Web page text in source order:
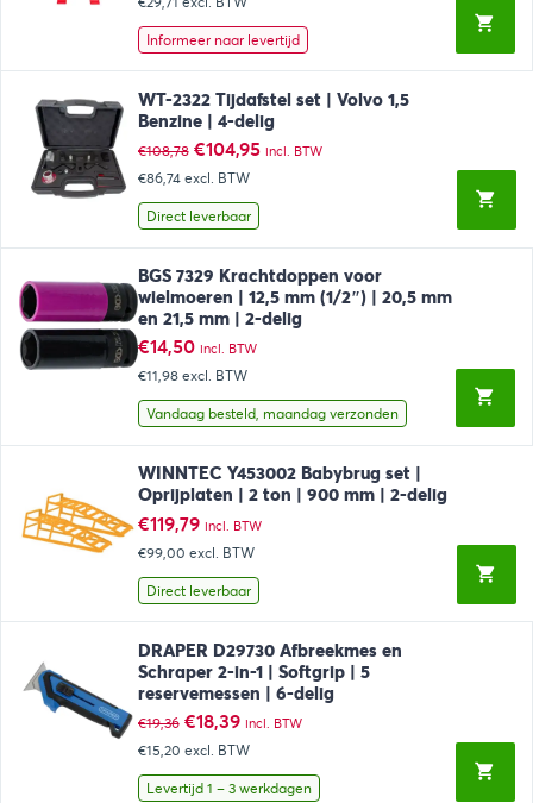
Informeer naar levertijd
WT-2322 Tijdafstel set | Volvo 1,5
Benzine | 4-delig
€108,78 Oorspronkelijke
prijs
was:
€108,78.
€104,95Huidige
€104,95.
incl. BTW
€86,74 excl. BTW
Direct leverbaar
BGS 7329 Krachtdoppen voor
wielmoeren | 12,5 mm (1/2″) | 20,5 mm
en 21,5 mm | 2-delig
€14,50 incl. BTW
€11,98 excl. BTW
Vandaag besteld, maandag verzonden
WINNTEC Y453002 Babybrug set |
Oprijplaten | 2 ton | 900 mm | 2-delig
€119,79 incl. BTW
€99,00 excl. BTW
Direct leverbaar
DRAPER D29730 Afbreekmes en
Schraper 2-in-1 | Softgrip | 5
reservemessen | 6-delig
€19,36 Oorspronkelijke
prijs
was:
€19,36.
€18,39Huidige
prijs
is:
€18,39.
incl. BTW
€15,20 excl. BTW
Levertijd 1 – 3 werkdagen